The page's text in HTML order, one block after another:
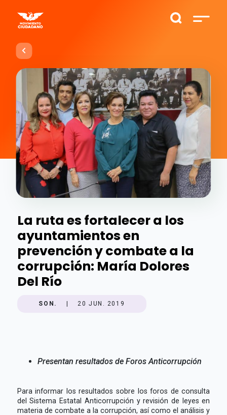
La ruta es fortalecer a los
ayuntamientos en
prevención y combate a la
corrupción: María Dolores
Del Río
SON. 20 JUN. 2019
Presentan resultados de Foros Anticorrupción
Para informar los resultados sobre los foros de consulta
del Sistema Estatal Anticorrupción y revisión de leyes en
materia de combate a la corrupción, así como el análisis y